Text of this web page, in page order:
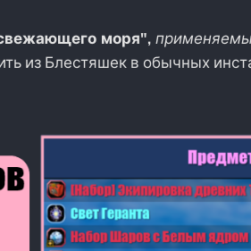
моря",
из Блестяшек в обычных